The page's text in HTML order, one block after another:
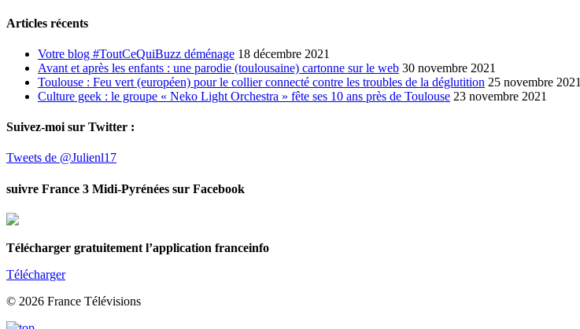
Articles récents
Votre blog #ToutCeQuiBuzz déménage 18 décembre 2021
Avant et après les enfants : une parodie (toulousaine) cartonne sur le web 30 novembre 2021
Toulouse : Feu vert (européen) pour le collier connecté contre les troubles de la déglutition 25 novembre 2021
Culture geek : le groupe « Neko Light Orchestra » fête ses 10 ans près de Toulouse 23 novembre 2021
Suivez-moi sur Twitter :
Tweets de @Julienl17
suivre France 3 Midi-Pyrénées sur Facebook
Télécharger gratuitement l’application franceinfo
Télécharger
© 2026 France Télévisions